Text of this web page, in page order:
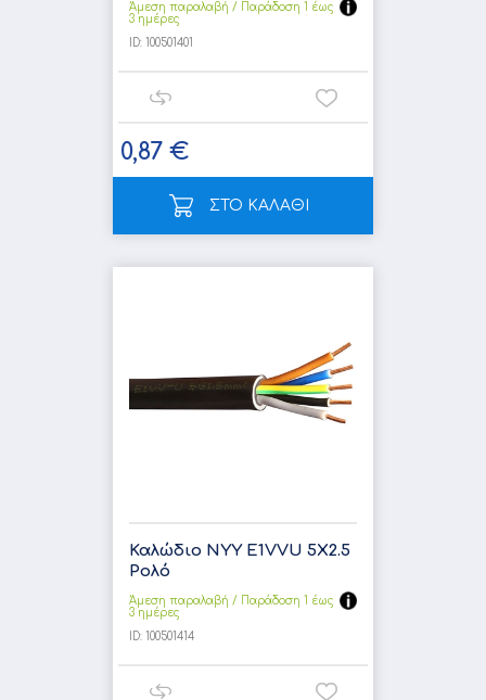
Άμεση παραλαβή / Παράδoση 1 έως
3 ημέρες
ID: 100501401
0,87 €
ΣΤΟ ΚΑΛΑΘΙ
Καλώδιο NYY E1VVU 5X2.5
Ρολό
Άμεση παραλαβή / Παράδoση 1 έως
3 ημέρες
ID: 100501414